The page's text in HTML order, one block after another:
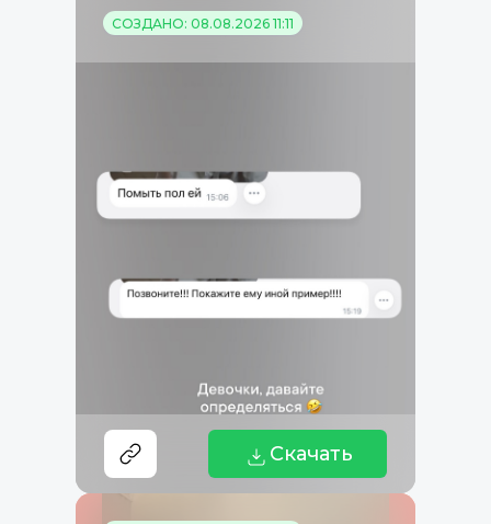
СОЗДАНО: 08.08.2026 11:11
Скачать